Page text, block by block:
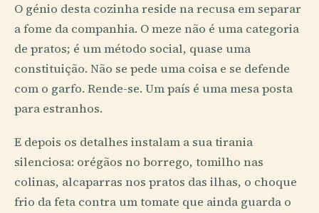
O génio desta cozinha reside na recusa em separar
a fome da companhia. O meze não é uma categoria
de pratos; é um método social, quase uma
constituição. Não se pede uma coisa e se defende
com o garfo. Rende-se. Um país é uma mesa posta
para estranhos.
E depois os detalhes instalam a sua tirania
silenciosa: orégãos no borrego, tomilho nas
colinas, alcaparras nos pratos das ilhas, o choque
frio da feta contra um tomate que ainda guarda o